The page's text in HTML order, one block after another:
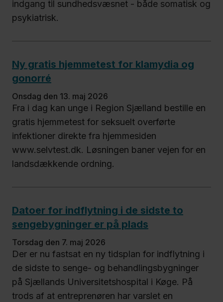
indgang til sundhedsvæsnet - både somatisk og
psykiatrisk.
Ny gratis hjemmetest for klamydia og
gonorré
onsdag den 13. maj 2026
Fra i dag kan unge i Region Sjælland bestille en
gratis hjemmetest for seksuelt overførte
infektioner direkte fra hjemmesiden
www.selvtest.dk. Løsningen baner vejen for en
landsdækkende ordning.
Datoer for indflytning i de sidste to
sengebygninger er på plads
torsdag den 7. maj 2026
Der er nu fastsat en ny tidsplan for indflytning i
de sidste to senge- og behandlingsbygninger
på Sjællands Universitetshospital i Køge. På
trods af at entreprenøren har varslet en